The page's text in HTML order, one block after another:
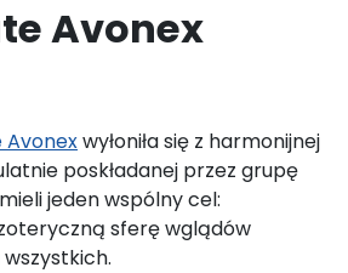
Avonex
wyłoniła się z harmonijnej
poskładanej przez grupę
jeden wspólny cel:
sferę wglądów